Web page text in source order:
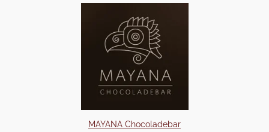
MAYANA Chocoladebar